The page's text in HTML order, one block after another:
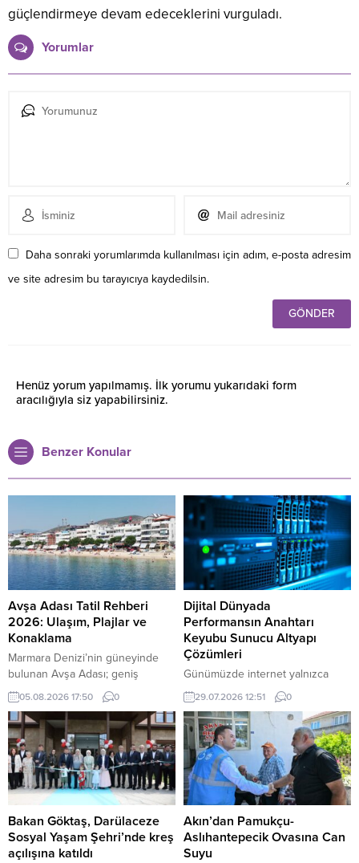
güçlendirmeye devam edeceklerini vurguladı.
Yorumlar
Daha sonraki yorumlarımda kullanılması için adım, e-posta adresim
ve site adresim bu tarayıcıya kaydedilsin.
Henüz yorum yapılmamış. İlk yorumu yukarıdaki form
aracılığıyla siz yapabilirsiniz.
Benzer Konular
Avşa Adası Tatil Rehberi
2026: Ulaşım, Plajlar ve
Konaklama
Marmara Denizi’nin güneyinde
bulunan Avşa Adası; geniş
kumsalları, farklı bütçelere hitap
eden konaklama seçenekleri,
hareketli gece hayatı ve ulaşımı
kolay koylarıyla Türkiye’nin en
çok ilgi gören yaz tatili
merkezlerinden biridir. Avşa
Adası Tatil Rehberi 2026
Balıkesir’in Marmara ilçesine bağlı
olan adaya yalnızca deniz yoluyla
ulaşılır. İstanbul, Erdek ve
Tekirdağ’dan düzenlenen...
05.08.2026 17:50 0
Dijital Dünyada
Performansın Anahtarı
Keyubu Sunucu Altyapı
Çözümleri
Günümüzde internet yalnızca
bilgiye ulaşmanın bir yolu
olmaktan çıkmış; ticaretin,
iletişimin, eğlencenin ve dijital
hizmetlerin merkezine
dönüşmüştür. Bu gelişimle birlikte
web siteleri ve dijital projeler her
geçen gün daha fazla kullanıcıya
hizmet vermeye başlamıştır. Artan
ziyaretçi trafiği, yüksek hız
beklentisi ve güvenlik
gereksinimleri ise güçlü sunucu
29.07.2026 12:51 0
Bakan Göktaş, Darülaceze
Sosyal Yaşam Şehri’nde kreş
açılışına katıldı
Akın’dan Pamukçu-
Aslıhantepecik Ovasına Can
Suyu